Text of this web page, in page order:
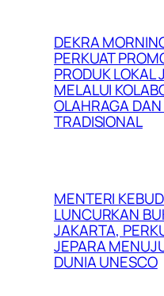
DEKRA
PERKUAT
PRODUK LOKAL
MELALUI
OLAHRAGA
TRADISIONAL
MENTERI
LUNCURKAN
JAKARTA,
JEPARA
DUNIA UNESCO